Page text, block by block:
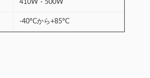
410W - 500W
-40°Cから+85°C